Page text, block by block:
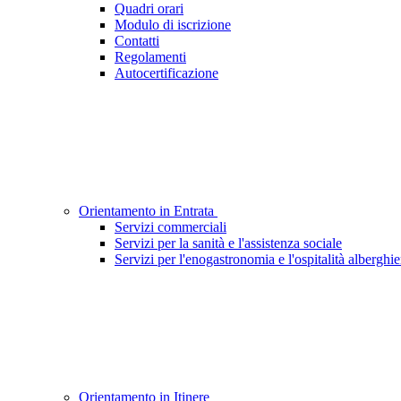
Quadri orari
Modulo di iscrizione
Contatti
Regolamenti
Autocertificazione
Orientamento in Entrata
Servizi commerciali
Servizi per la sanità e l'assistenza sociale
Servizi per l'enogastronomia e l'ospitalità
Orientamento in Itinere